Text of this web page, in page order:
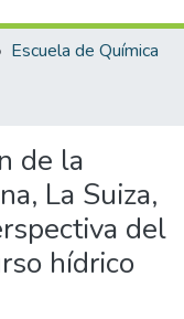
Escuela de Química
de la
La Suiza,
del
hídrico